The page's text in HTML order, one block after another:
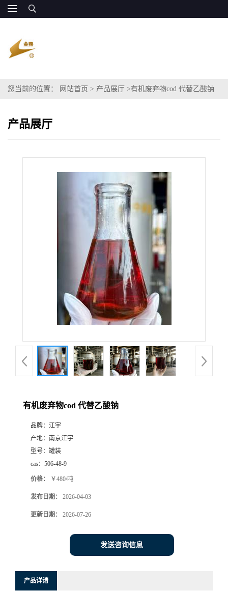
您当前的位置： 网站首页 > 产品展厅 >有机废弃物cod 代替乙酸钠
产品展厅
有机废弃物cod 代替乙酸钠
品牌： 江宇
产地： 南京江宇
型号： 罐装
cas： 506-48-9
价格： ￥480/吨
发布日期： 2026-04-03
更新日期： 2026-07-26
发送咨询信息
产品详请